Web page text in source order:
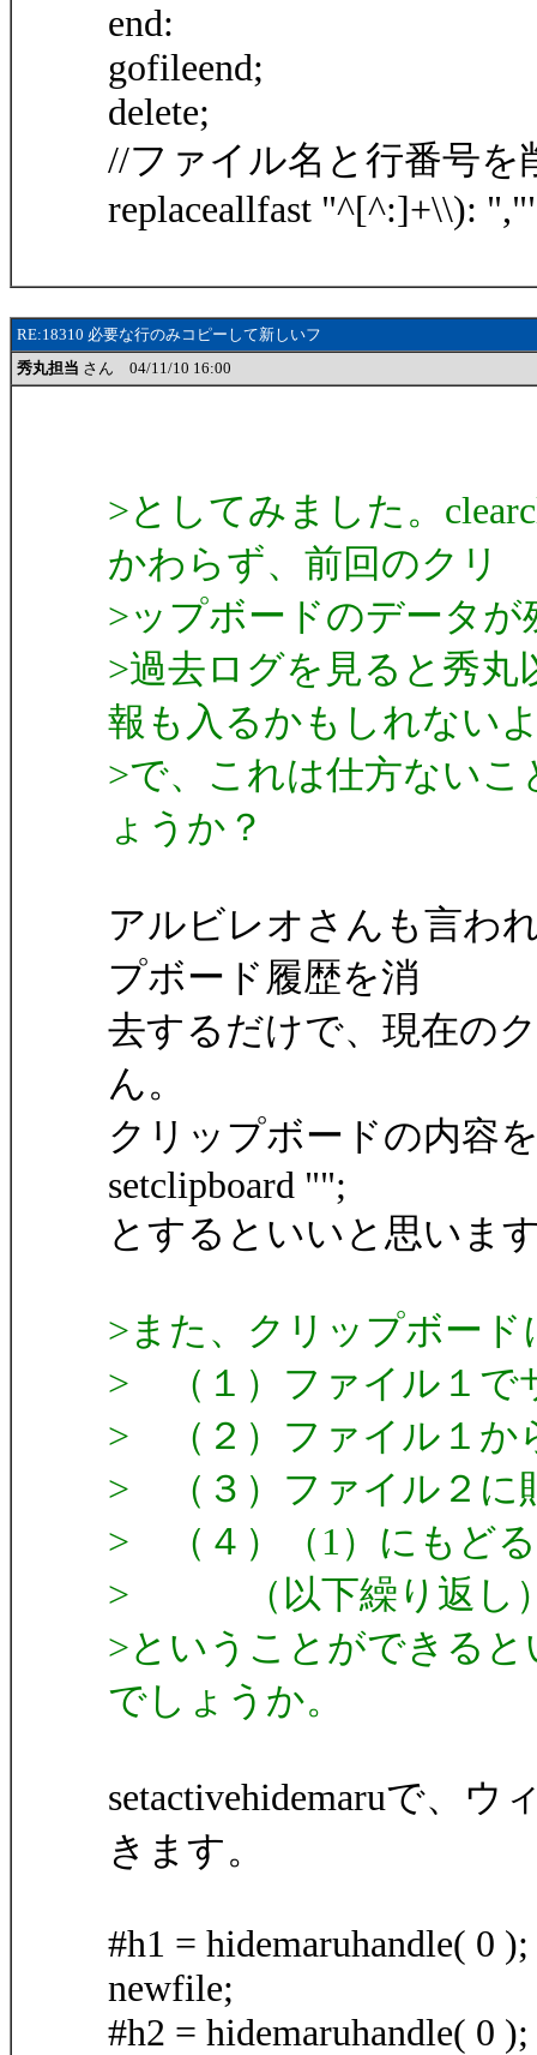
end:
gofileend;
delete;
//ファイル名と行番号を
replaceallfast "^[^:]+\\):
RE:18310 必要な行のみコピーして新しいフ
秀丸担当 さん 04/11/10 16:00
>としてみました。
かわらず、前回のクリ
>ップボードのデータ
>過去ログを見ると秀
報も入るかもしれない
>で、これは仕方ない
ょうか？
アルビレオさんも言わ
プボード履歴を消
去するだけで、現在の
ん。
クリップボードの内容
setclipboard "";
とするといいと思いま
>また、クリップボー
> （１）ファイル１で
> （２）ファイル１か
> （３）ファイル２に
> （４）（1）にもどる
> （以下繰り返し
>ということができる
でしょうか。
setactivehidemaruで、
きます。
#h1 = hidemaruhandle( 0 );
newfile;
#h2 = hidemaruhandle( 0 );